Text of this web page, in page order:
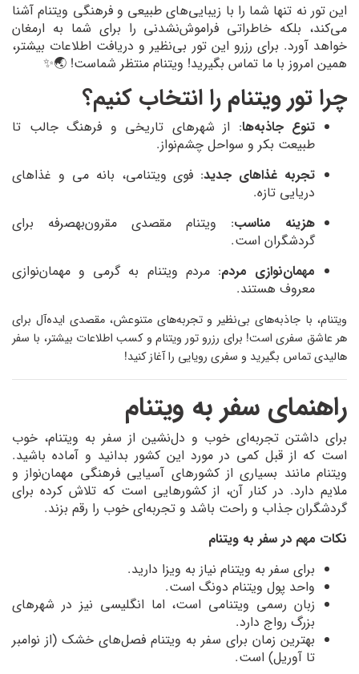
این تور نه تنها شما را با زیبایی‌های طبیعی و فرهنگی ویتنام آشنا
می‌کند، بلکه خاطراتی فراموش‌نشدنی را برای شما به ارمغان
خواهد آورد. برای رزرو این تور بی‌نظیر و دریافت اطلاعات بیشتر،
همین امروز با ما تماس بگیرید! ویتنام منتظر شماست! 🌏✨
چرا تور ویتنام را انتخاب کنیم؟
تنوع جاذبه‌ها: از شهرهای تاریخی و فرهنگ جالب تا
طبیعت بکر و سواحل چشم‌نواز.
تجربه غذاهای جدید: فوی ویتنامی، بانه می و غذاهای
دریایی تازه.
هزینه مناسب: ویتنام مقصدی مقرون‌بهصرفه برای
گردشگران است.
مهمان‌نوازی مردم: مردم ویتنام به گرمی و مهمان‌نوازی
معروف هستند.
ویتنام، با جاذبه‌های بی‌نظیر و تجربه‌های متنوعش، مقصدی ایده‌آل برای
هر عاشق سفری است! برای رزرو تور ویتنام و کسب اطلاعات بیشتر، با سفر
هالیدی تماس بگیرید و سفری رویایی را آغاز کنید!
راهنمای سفر به ویتنام
برای داشتن تجربه‌ای خوب و دل‌نشین از سفر به ویتنام، خوب
است که از قبل کمی در مورد این کشور بدانید و آماده باشید.
ویتنام مانند بسیاری از کشورهای آسیایی فرهنگی مهمان‌نواز و
ملایم دارد. در کنار آن، از کشورهایی است که تلاش کرده برای
گردشگران جذاب و راحت باشد و تجربه‌ای خوب را رقم بزند.
نکات مهم در سفر به ویتنام
برای سفر به ویتنام نیاز به ویزا دارید.
واحد پول ویتنام دونگ است.
زبان رسمی ویتنامی است، اما انگلیسی نیز در شهرهای
بزرگ رواج دارد.
بهترین زمان برای سفر به ویتنام فصل‌های خشک (از نوامبر
تا آوریل) است.